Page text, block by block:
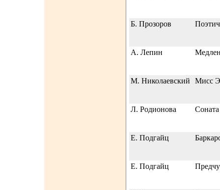
Б. Прозоров
А. Лепин
М. Николаевский Мисс
Л. Родионова
Е. Подгайц
Е. Подгайц